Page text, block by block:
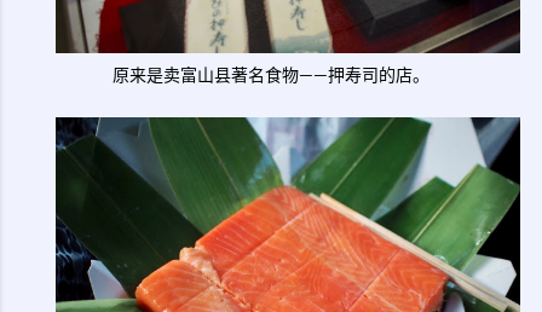
原来是卖富山县著名食物——押寿司的店。